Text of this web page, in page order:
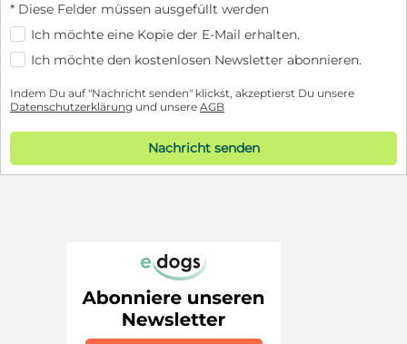
* Diese Felder müssen ausgefüllt werden
Ich möchte eine Kopie der E-Mail erhalten.
Ich möchte den kostenlosen Newsletter abonnieren.
Indem Du auf "Nachricht senden" klickst, akzeptierst Du unsere
Datenschutzerklärung und unsere AGB
Nachricht senden